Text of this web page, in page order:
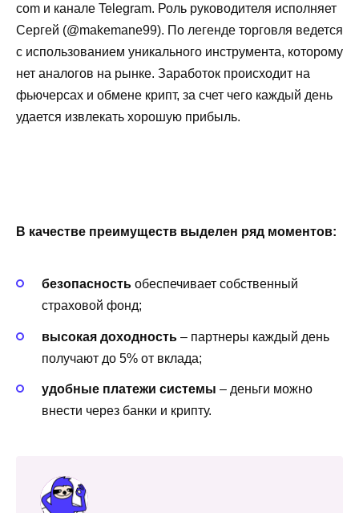
com и канале Telegram. Роль руководителя исполняет
Сергей (@makemane99). По легенде торговля ведется
с использованием уникального инструмента, которому
нет аналогов на рынке. Заработок происходит на
фьючерсах и обмене крипт, за счет чего каждый день
удается извлекать хорошую прибыль.
В качестве преимуществ выделен ряд моментов:
безопасность обеспечивает собственный
страховой фонд;
высокая доходность – партнеры каждый день
получают до 5% от вклада;
удобные платежи системы – деньги можно
внести через банки и крипту.